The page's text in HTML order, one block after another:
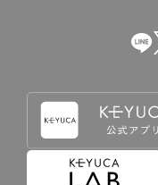
（5） その他、本規
4.会員登録が取り消
弊社とのお取引等に
の義務および本規約